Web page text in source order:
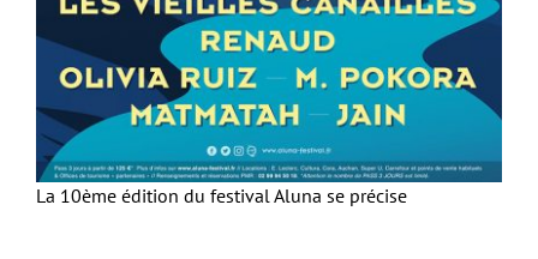
La 10ème édition du festival Aluna se précise